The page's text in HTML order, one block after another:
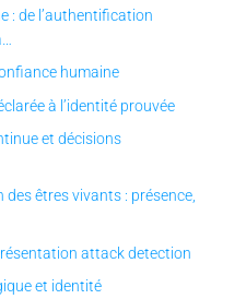
: de l’authentification
humaine
à l’identité prouvée
et décisions
êtres vivants : présence,
attack detection
et identité